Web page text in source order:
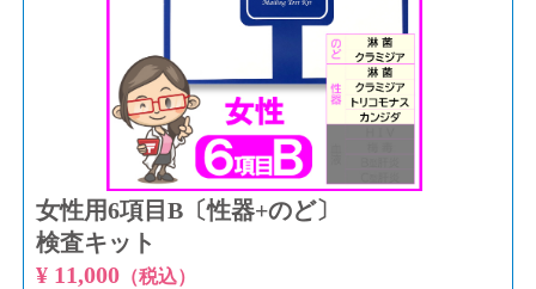
女性用6項目B〔性器+のど〕
検査キット
¥ 11,000（税込）